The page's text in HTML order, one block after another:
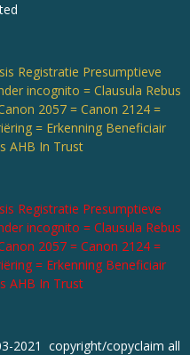
Registratie Presumptieve
incognito = Clausula Rebus
2057 = Canon 2124 =
= Erkenning Beneficiair
AHB In Trust
Registratie Presumptieve
incognito = Clausula Rebus
2057 = Canon 2124 =
= Erkenning Beneficiair
AHB In Trust
2021 copyright/copyclaim all